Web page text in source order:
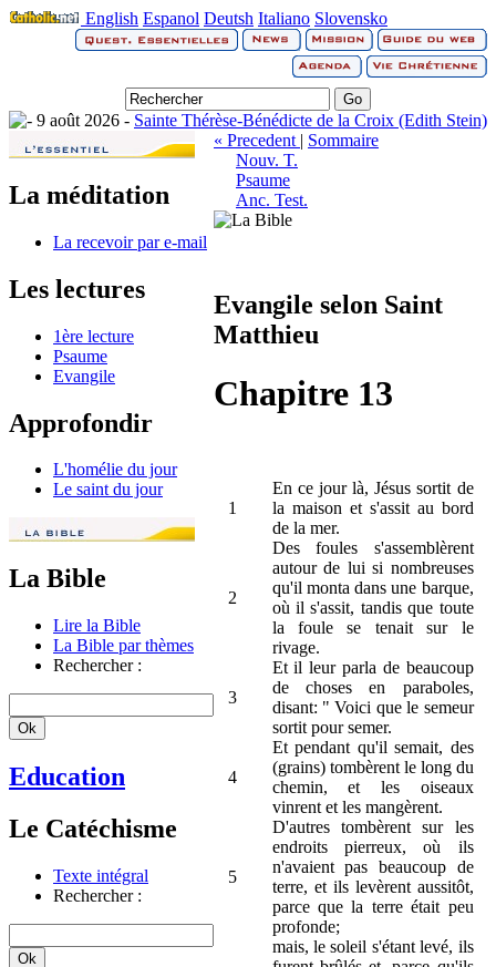
English Espanol Deutsh Italiano Slovensko
9 août 2026 - Sainte Thérèse-Bénédicte de la Croix (Edith Stein)
La méditation
La recevoir par e-mail
Les lectures
1ère lecture
Psaume
Evangile
Approfondir
L'homélie du jour
Le saint du jour
La Bible
Lire la Bible
La Bible par thèmes
Rechercher :
Education
Le Catéchisme
Texte intégral
Rechercher :
« Precedent | Sommaire
Nouv. T.
Psaume
Anc. Test.
Evangile selon Saint
Matthieu
Chapitre 13
1
En ce jour là, Jésus sortit de
la maison et s'assit au bord
de la mer.
2
Des foules s'assemblèrent
autour de lui si nombreuses
qu'il monta dans une barque,
où il s'assit, tandis que toute
la foule se tenait sur le
rivage.
3
Et il leur parla de beaucoup
de choses en paraboles,
disant: " Voici que le semeur
sortit pour semer.
4
Et pendant qu'il semait, des
(grains) tombèrent le long du
chemin, et les oiseaux
vinrent et les mangèrent.
5
D'autres tombèrent sur les
endroits pierreux, où ils
n'avaient pas beaucoup de
terre, et ils levèrent aussitôt,
parce que la terre était peu
profonde;
mais, le soleil s'étant levé, ils